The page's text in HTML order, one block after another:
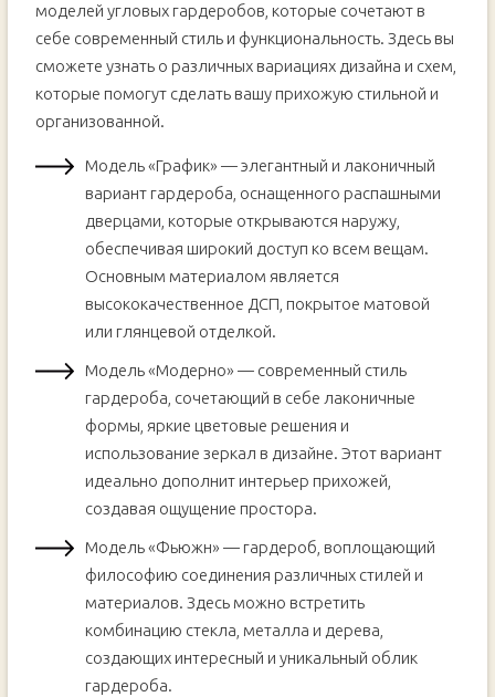
моделей угловых гардеробов, которые сочетают в
себе современный стиль и функциональность. Здесь вы
сможете узнать о различных вариациях дизайна и схем,
которые помогут сделать вашу прихожую стильной и
организованной.
Модель «График» — элегантный и лаконичный
вариант гардероба, оснащенного распашными
дверцами, которые открываются наружу,
обеспечивая широкий доступ ко всем вещам.
Основным материалом является
высококачественное ДСП, покрытое матовой
или глянцевой отделкой.
Модель «Модерно» — современный стиль
гардероба, сочетающий в себе лаконичные
формы, яркие цветовые решения и
использование зеркал в дизайне. Этот вариант
идеально дополнит интерьер прихожей,
создавая ощущение простора.
Модель «Фьюжн» — гардероб, воплощающий
философию соединения различных стилей и
материалов. Здесь можно встретить
комбинацию стекла, металла и дерева,
создающих интересный и уникальный облик
гардероба.